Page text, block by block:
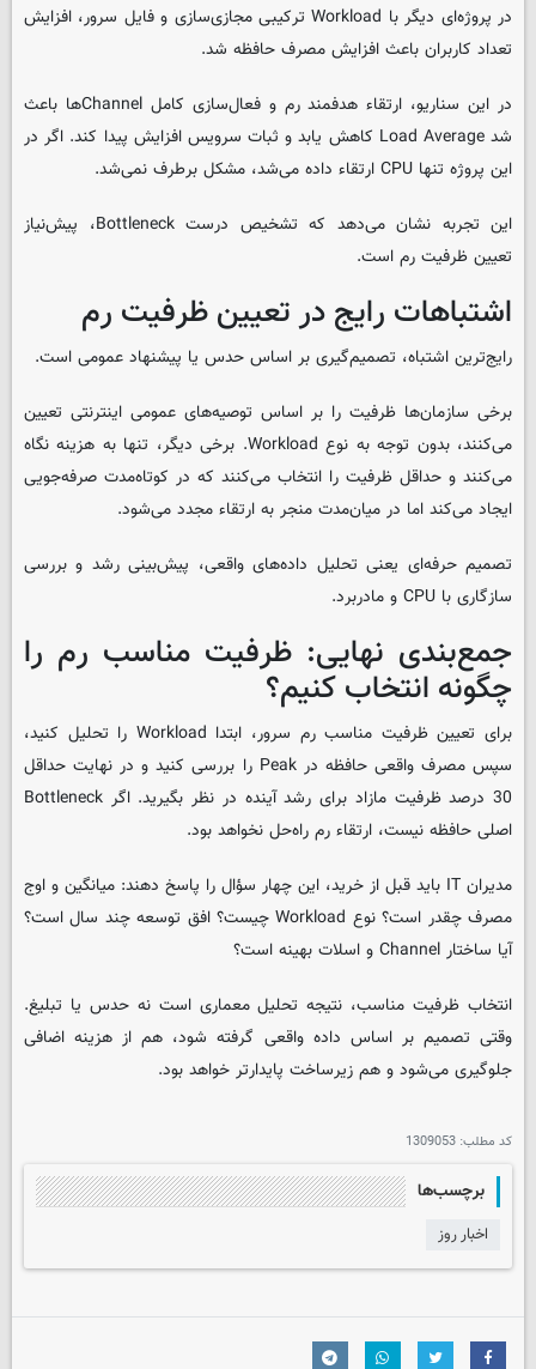
در پروژه‌ای دیگر با Workload ترکیبی مجازی‌سازی و فایل سرور، افزایش
تعداد کاربران باعث افزایش مصرف حافظه شد.
در این سناریو، ارتقاء هدفمند رم و فعال‌سازی کامل Channelها باعث
شد Load Average کاهش یابد و ثبات سرویس افزایش پیدا کند. اگر در
این پروژه تنها CPU ارتقاء داده می‌شد، مشکل برطرف نمی‌شد.
این تجربه نشان می‌دهد که تشخیص درست Bottleneck، پیش‌نیاز
تعیین ظرفیت رم است.
اشتباهات رایج در تعیین ظرفیت رم
رایج‌ترین اشتباه، تصمیم‌گیری بر اساس حدس یا پیشنهاد عمومی است.
برخی سازمان‌ها ظرفیت را بر اساس توصیه‌های عمومی اینترنتی تعیین
می‌کنند، بدون توجه به نوع Workload. برخی دیگر، تنها به هزینه نگاه
می‌کنند و حداقل ظرفیت را انتخاب می‌کنند که در کوتاه‌مدت صرفه‌جویی
ایجاد می‌کند اما در میان‌مدت منجر به ارتقاء مجدد می‌شود.
تصمیم حرفه‌ای یعنی تحلیل داده‌های واقعی، پیش‌بینی رشد و بررسی
سازگاری با CPU و مادربرد.
جمع‌بندی نهایی: ظرفیت مناسب رم را
چگونه انتخاب کنیم؟
برای تعیین ظرفیت مناسب رم سرور، ابتدا Workload را تحلیل کنید،
سپس مصرف واقعی حافظه در Peak را بررسی کنید و در نهایت حداقل
30 درصد ظرفیت مازاد برای رشد آینده در نظر بگیرید. اگر Bottleneck
اصلی حافظه نیست، ارتقاء رم راه‌حل نخواهد بود.
مدیران IT باید قبل از خرید، این چهار سؤال را پاسخ دهند: میانگین و اوج
مصرف چقدر است؟ نوع Workload چیست؟ افق توسعه چند سال است؟
آیا ساختار Channel و اسلات بهینه است؟
انتخاب ظرفیت مناسب، نتیجه تحلیل معماری است نه حدس یا تبلیغ.
وقتی تصمیم بر اساس داده واقعی گرفته شود، هم از هزینه اضافی
جلوگیری می‌شود و هم زیرساخت پایدارتر خواهد بود.
کد مطلب: 1309053
برچسب‌ها
اخبار روز